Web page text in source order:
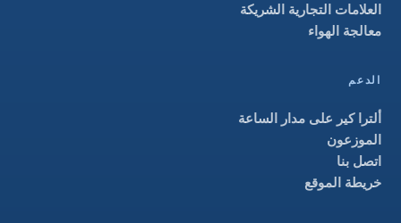
العلامات التجارية الشريكة
معالجة الهواء
الدعم
ألترا كير على مدار الساعة
الموزعون
اتصل بنا
خريطة الموقع